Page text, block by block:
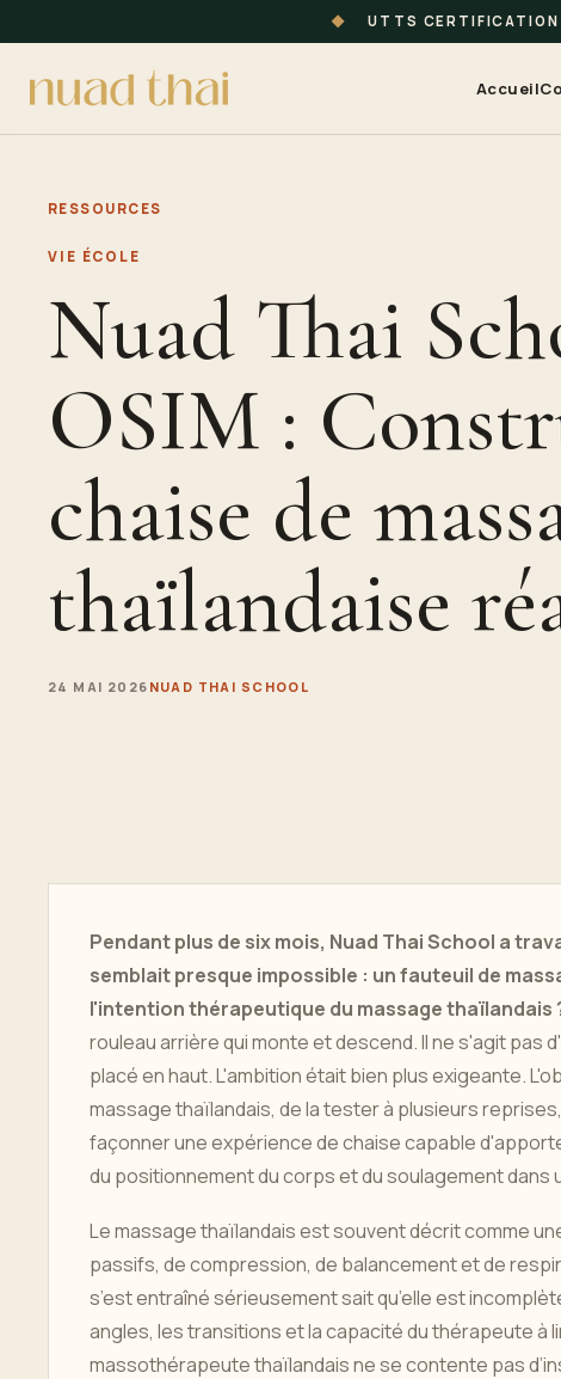
◆ UTTS CERTIFICATION
Accueil
RESSOURCES
VIE ÉCOLE
Nuad Thai
OSIM :
chaise de
thaïlandaise
24 MAI 2026 NUAD THAI SCHOOL
Pendant plus de six mois, Nuad Thai School a
semblait presque impossible : un fauteuil de
l'intention thérapeutique du massage thaïlandais
rouleau arrière qui monte et descend. Il ne s'agit pas
placé en haut. L'ambition était bien plus exigeante.
massage thaïlandais, de la tester à plusieurs
façonner une expérience de chaise capable
du positionnement du corps et du soulagement
Le massage thaïlandais est souvent décrit comme
passifs, de compression, de balancement et de
s’est entraîné sérieusement sait qu’elle est
angles, les transitions et la capacité du thérapeute à
massothérapeute thaïlandais ne se contente pas